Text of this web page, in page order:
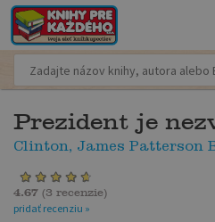
Prezident je
Clinton, James Patterson
4.67 (3 recenzie)
pridať recenziu »